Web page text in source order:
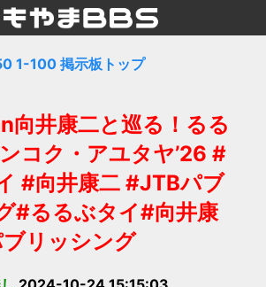
1-100 掲示板トップ
向井康二と巡る！るる
コク・アユタヤ’26 #
#向井康二 #JTBパブ
#るるぶタイ#向井康
リッシング